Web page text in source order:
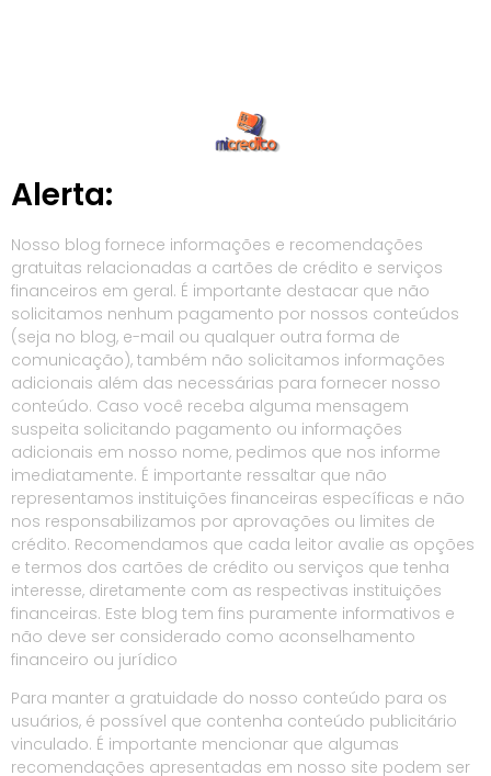
Alerta:
Nosso blog fornece informações e recomendações
gratuitas relacionadas a cartões de crédito e serviços
financeiros em geral. É importante destacar que não
solicitamos nenhum pagamento por nossos conteúdos
(seja no blog, e-mail ou qualquer outra forma de
comunicação), também não solicitamos informações
adicionais além das necessárias para fornecer nosso
conteúdo. Caso você receba alguma mensagem
suspeita solicitando pagamento ou informações
adicionais em nosso nome, pedimos que nos informe
imediatamente. É importante ressaltar que não
representamos instituições financeiras específicas e não
nos responsabilizamos por aprovações ou limites de
crédito. Recomendamos que cada leitor avalie as opções
e termos dos cartões de crédito ou serviços que tenha
interesse, diretamente com as respectivas instituições
financeiras. Este blog tem fins puramente informativos e
não deve ser considerado como aconselhamento
financeiro ou jurídico
Para manter a gratuidade do nosso conteúdo para os
usuários, é possível que contenha conteúdo publicitário
vinculado. É importante mencionar que algumas
recomendações apresentadas em nosso site podem ser